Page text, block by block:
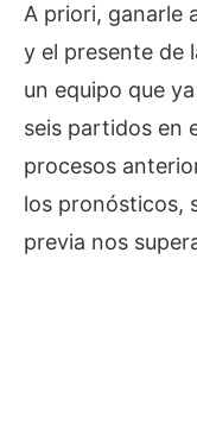
A priori, ganarle
y el presente de
un equipo que
seis partidos en
procesos
los pronósticos,
previa nos